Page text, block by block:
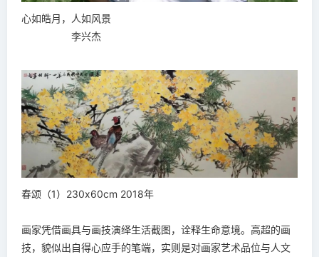
心如皓月，人如风景
李兴杰
春颂（1）230x60cm 2018年
画家凭借画具与画技演绎生活截图，诠释生命意境。高超的画
技，貌似出自得心应手的笔端，实则是对画家艺术品位与人文